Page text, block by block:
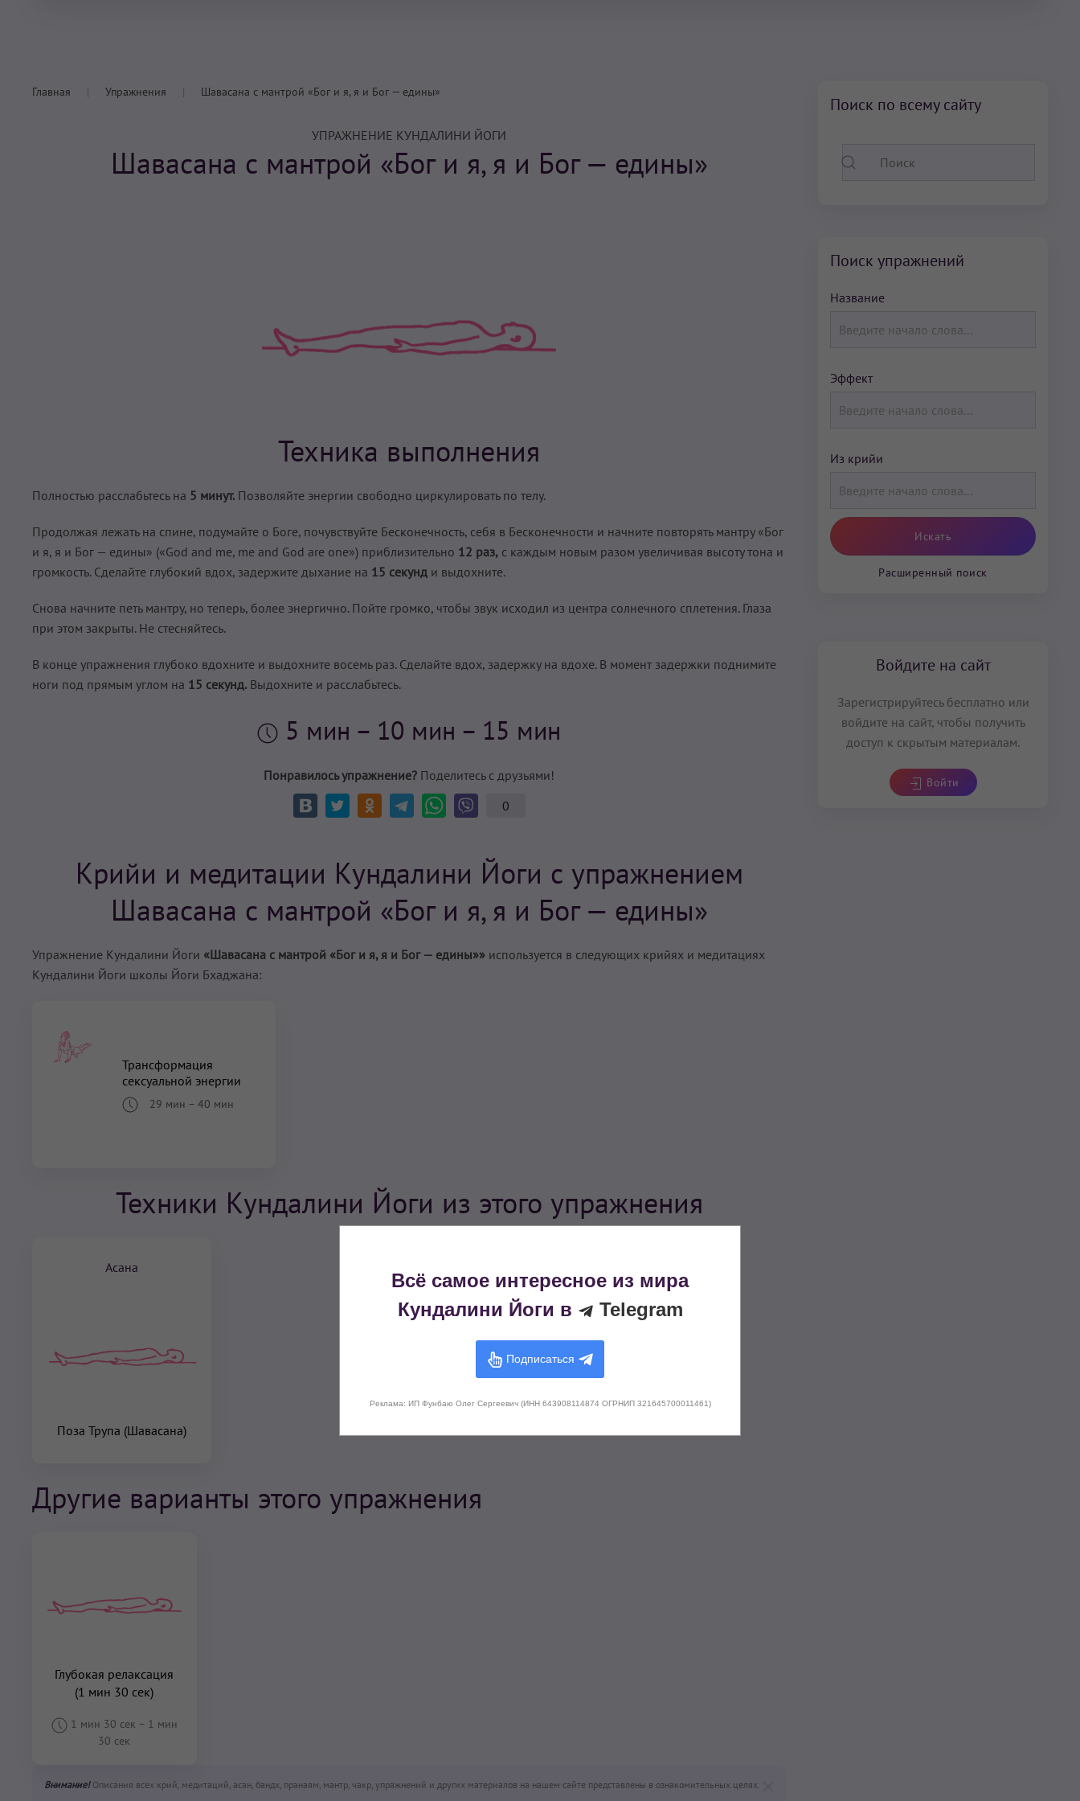
Главная Упражнения Шавасана с мантрой «Бог и я, я и Бог — едины»
УПРАЖНЕНИЕ КУНДАЛИНИ ЙОГИ
Шавасана с мантрой «Бог и я, я и Бог — едины»
Техника выполнения
Полностью расслабьтесь на 5 минут. Позволяйте энергии свободно циркулировать по телу.
Продолжая лежать на спине, подумайте о Боге, почувствуйте Бесконечность, себя в Бесконечности и начните повторять мантру «Бог
и я, я и Бог — едины» («God and mе, mе and God are one») приблизительно 12 раз, с каждым новым разом увеличивая высоту тона и
громкость. Сделайте глубокий вдох, задержите дыхание на 15 секунд и выдохните.
Снова начните петь мантру, но теперь, более энергично. Пойте громко, чтобы звук исходил из центра солнечного сплетения. Глаза
при этом закрыты. Не стесняйтесь.
В конце упражнения глубоко вдохните и выдохните восемь раз. Сделайте вдох, задержку на вдохе. В момент задержки поднимите
ноги под прямым углом на 15 секунд. Выдохните и расслабьтесь.
5 мин – 10 мин – 15 мин
Понравилось упражнение? Поделитесь с друзьями!
0
Крийи и медитации Кундалини Йоги с упражнением
Шавасана с мантрой «Бог и я, я и Бог — едины»
Упражнение Кундалини Йоги «Шавасана с мантрой «Бог и я, я и Бог — едины»» используется в следующих крийях и медитациях
Кундалини Йоги школы Йоги Бхаджана:
Трансформация
сексуальной энергии
29 мин –40 мин
Техники Кундалини Йоги из этого упражнения
Асана
Поза Трупа (Шавасана)
Другие варианты этого упражнения
Глубокая релаксация
(1 мин 30 сек)
1 мин 30 сек – 1 мин
30 сек
Внимание!Описания всех крий, медитаций, асан, бандх, пранаям, мантр, чакр, упражнений и других материалов на нашем сайте представлены в ознакомительных целях.
Поиск по всему сайту
Поиск упражнений
Название
Эффект
Из крийи
Расширенный поиск
Войдите на сайт
Зарегистрируйтесь бесплатно или
войдите на сайт, чтобы получить
доступ к скрытым материалам.
Войти
Всё самое интересное из мира
Кундалини Йоги в
Telegram
Подписаться
Реклама: ИП Фунбаю Олег Сергеевич (ИНН 643908114874 ОГРНИП 321645700011461)